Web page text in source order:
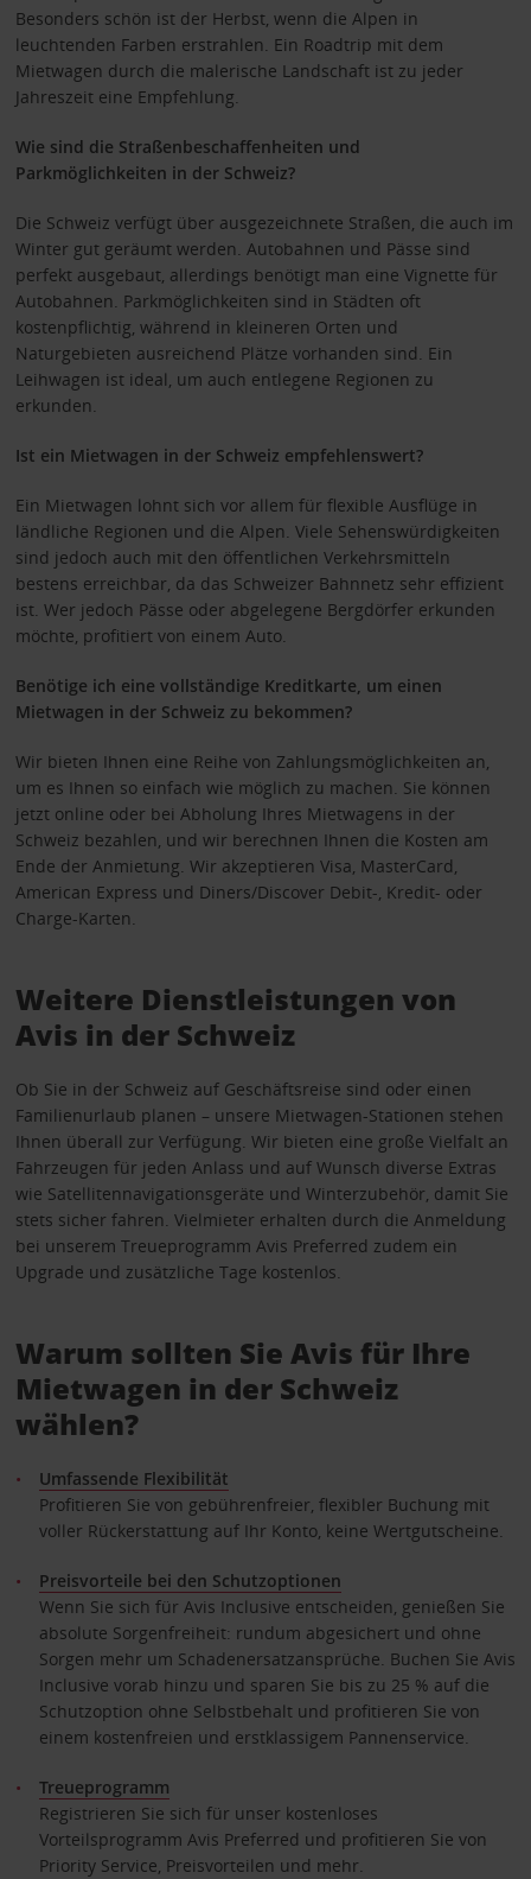
Besonders schön ist der Herbst, wenn die Alpen in
leuchtenden Farben erstrahlen. Ein Roadtrip mit dem
Mietwagen durch die malerische Landschaft ist zu jeder
Jahreszeit eine Empfehlung.
Wie sind die Straßenbeschaffenheiten und
Parkmöglichkeiten in der Schweiz?
Die Schweiz verfügt über ausgezeichnete Straßen, die auch im
Winter gut geräumt werden. Autobahnen und Pässe sind
perfekt ausgebaut, allerdings benötigt man eine Vignette für
Autobahnen. Parkmöglichkeiten sind in Städten oft
kostenpflichtig, während in kleineren Orten und
Naturgebieten ausreichend Plätze vorhanden sind. Ein
Leihwagen ist ideal, um auch entlegene Regionen zu
erkunden.
Ist ein Mietwagen in der Schweiz empfehlenswert?
Ein Mietwagen lohnt sich vor allem für flexible Ausflüge in
ländliche Regionen und die Alpen. Viele Sehenswürdigkeiten
sind jedoch auch mit den öffentlichen Verkehrsmitteln
bestens erreichbar, da das Schweizer Bahnnetz sehr effizient
ist. Wer jedoch Pässe oder abgelegene Bergdörfer erkunden
möchte, profitiert von einem Auto.
Benötige ich eine vollständige Kreditkarte, um einen
Mietwagen in der Schweiz zu bekommen?
Wir bieten Ihnen eine Reihe von Zahlungsmöglichkeiten an,
um es Ihnen so einfach wie möglich zu machen. Sie können
jetzt online oder bei Abholung Ihres Mietwagens in der
Schweiz bezahlen, und wir berechnen Ihnen die Kosten am
Ende der Anmietung. Wir akzeptieren Visa, MasterCard,
American Express und Diners/Discover Debit-, Kredit- oder
Charge-Karten.
Weitere Dienstleistungen von
Avis in der Schweiz
Ob Sie in der Schweiz auf Geschäftsreise sind oder einen
Familienurlaub planen – unsere Mietwagen-Stationen stehen
Ihnen überall zur Verfügung. Wir bieten eine große Vielfalt an
Fahrzeugen für jeden Anlass und auf Wunsch diverse Extras
wie Satellitennavigationsgeräte und Winterzubehör, damit Sie
stets sicher fahren. Vielmieter erhalten durch die Anmeldung
bei unserem Treueprogramm Avis Preferred zudem ein
Upgrade und zusätzliche Tage kostenlos.
Warum sollten Sie Avis für Ihre
Mietwagen in der Schweiz
wählen?
Umfassende Flexibilität
Profitieren Sie von gebührenfreier, flexibler Buchung mit
voller Rückerstattung auf Ihr Konto, keine Wertgutscheine.
Preisvorteile bei den Schutzoptionen
Wenn Sie sich für Avis Inclusive entscheiden, genießen Sie
absolute Sorgenfreiheit: rundum abgesichert und ohne
Sorgen mehr um Schadenersatzansprüche. Buchen Sie Avis
Inclusive vorab hinzu und sparen Sie bis zu 25 % auf die
Schutzoption ohne Selbstbehalt und profitieren Sie von
einem kostenfreien und erstklassigem Pannenservice.
Treueprogramm
Registrieren Sie sich für unser kostenloses
Vorteilsprogramm Avis Preferred und profitieren Sie von
Priority Service, Preisvorteilen und mehr.